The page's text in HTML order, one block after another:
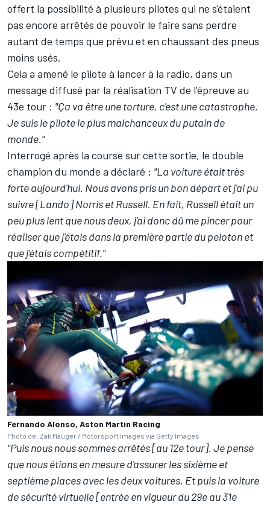
offert la possibilité à plusieurs pilotes qui ne s'étaient
pas encore arrêtés de pouvoir le faire sans perdre
autant de temps que prévu et en chaussant des pneus
moins usés.
Cela a amené le pilote à lancer à la radio, dans un
message diffusé par la réalisation TV de l'épreuve au
43e tour : "Ça va être une torture, c'est une catastrophe.
Je suis le pilote le plus malchanceux du putain de
monde."
Interrogé après la course sur cette sortie, le double
champion du monde a déclaré : "La voiture était très
forte aujourd'hui. Nous avons pris un bon départ et j'ai pu
suivre [Lando] Norris et Russell. En fait, Russell était un
peu plus lent que nous deux, j'ai donc dû me pincer pour
réaliser que j'étais dans la première partie du peloton et
que j'étais compétitif."
Fernando Alonso, Aston Martin Racing
Photo de: Zak Mauger / Motorsport Images via Getty Images
"Puis nous nous sommes arrêtés [au 12e tour]. Je pense
que nous étions en mesure d'assurer les sixième et
septième places avec les deux voitures. Et puis la voiture
de sécurité virtuelle [entrée en vigueur du 29e au 31e